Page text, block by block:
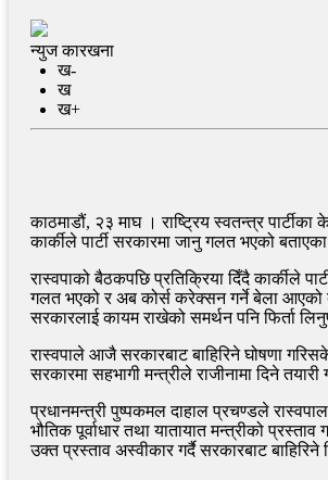
न्युज कारखना
ख-
ख
ख+
काठमाडौं, २३ माघ । राष्ट्रिय स्वतन्त्र
कार्कीले पार्टी सरकारमा जानु गलत भएको
रास्वपाको बैठकपछि प्रतिक्रिया दिँदै कार्कीले
गलत भएको र अब कोर्स करेक्सन गर्ने बेला आएको
सरकारलाई कायम राखेको समर्थन पनि फिर्ता
रास्वपाले आजै सरकारबाट बाहिरिने घोषणा
सरकारमा सहभागी मन्त्रीले राजीनामा दिने
प्रधानमन्त्री पुष्पकमल दाहाल प्रचण्डले
भौतिक पूर्वाधार तथा यातायात मन्त्रीको
उक्त प्रस्ताव अस्वीकार गर्दै सरकारबाट बाहिरिने